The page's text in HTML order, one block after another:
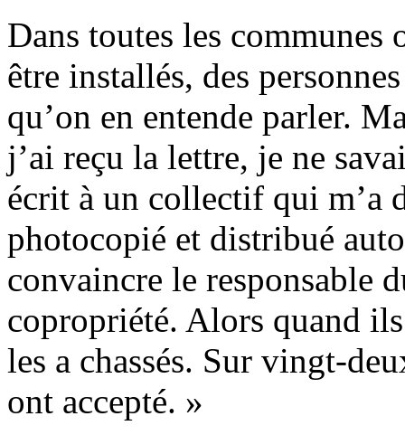
Dans toutes les communes
être installés, des
qu’on en entende parler.
j’ai reçu la lettre, je ne
écrit à un collectif qui m’a
photocopié et distribué
convaincre le responsable
copropriété. Alors quand
les a chassés. Sur vingt-
ont accepté. »